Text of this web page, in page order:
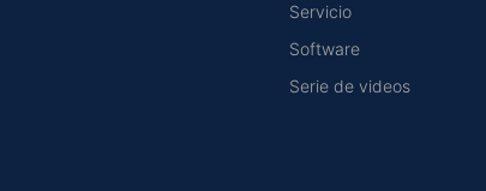
Servicio
Software
Serie de videos